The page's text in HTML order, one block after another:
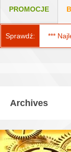
PROMOCJE
Sprawdź: ***
Archives